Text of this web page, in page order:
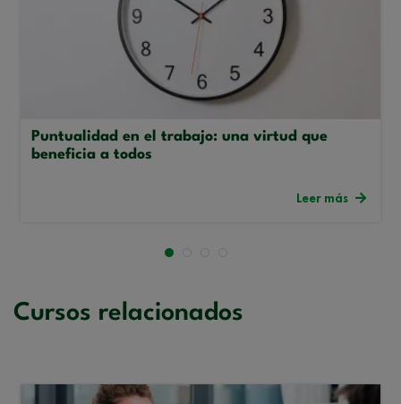
Puntualidad en el trabajo: una virtud que
beneficia a todos
Leer más
Cursos relacionados